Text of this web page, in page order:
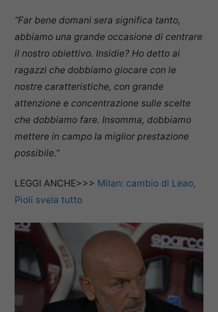
“Far bene domani sera significa tanto,
abbiamo una grande occasione di centrare
il nostro obiettivo. Insidie? Ho detto ai
ragazzi che dobbiamo giocare con le
nostre caratteristiche, con grande
attenzione e concentrazione sulle scelte
che dobbiamo fare. Insomma, dobbiamo
mettere in campo la miglior prestazione
possibile.”
LEGGI ANCHE>>> Milan: cambio di Leao,
Pioli svela tutto